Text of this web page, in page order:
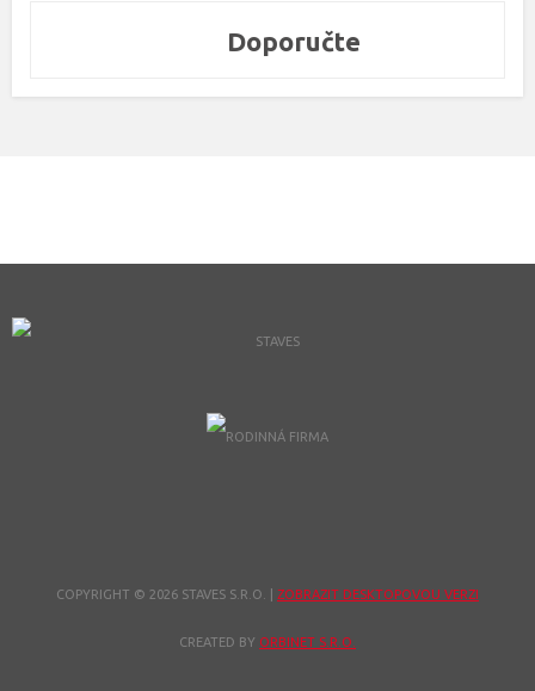
Doporučte
COPYRIGHT © 2026 STAVES S.R.O. ZOBRAZIT DESKTOPOVOU VERZI
CREATED BY ORBINET S.R.O.